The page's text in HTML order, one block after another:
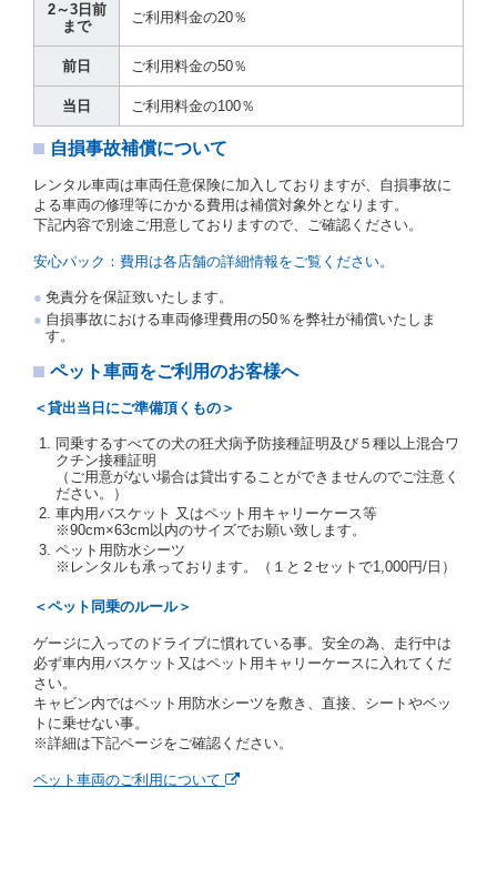
当社は、監督官庁の基本通達（注１）に基づき、貸渡
簿(貸渡原票)及び第１３条第１項に規定する貸渡証に
運転者の氏名、住所、運転免許の種類及び運転免許証
（注２）の番号を記載し、又は運転者の運転免許証の
写しを添付するため、貸渡契約の締結にあたり、借受
人に対し、借受人の指定する運転者（以下「運転者」
といいます。）の運転免許証の提示を求めるほか、そ
の写しの提出を求めることがあります。この場合、借
を提示し、借受人と運転者が異なるときはその運転者
の運転免許証を提示するものとします。
注１）監督官庁の基本通達とは、国土交通省自動車
旅第138号 平成7年6月13日）の２．(10)及び(11)の
ことをいいます。
注２）運転免許証とは、道路交通法第９２条に規定
される運転免許証のうち、道路交通法施行規則第１
す。
に対し、運転免許証のほかに本人確認ができる書類の
提示を求め、及び提出された書類の写しをとることが
あります。
当社は、貸渡契約の締結にあたり、借受期間中に借受
人及び運転者と連絡するための携帯電話番号等の告知
を求めます。
当社は、貸渡契約の締結にあたり、借受人に対し、ク
レジットカード若しくは現金による支払いを求め、又
はその他の支払方法を指定することがあります。
借受人は契約後の借受期間の延長はできないものとし
当社は、借受人又は運転者が前3項に従わない場合
は、貸渡契約の締結を拒絶するとともに、予約を取消
申込金等の扱いについては、第4条第5項を適用するも
のとします。
第８条（貸渡契約の締結の拒絶）
借受人（運転者）が次の各号のいずれかに該当すると
2～3日前
まで
ご利用料金の20％
前日 ご利用料金の50％
当日 ご利用料金の100％
自損事故補償について
レンタル車両は車両任意保険に加入しておりますが、自損事故に
よる車両の修理等にかかる費用は補償対象外となります。
下記内容で別途ご用意しておりますので、ご確認ください。
安心パック：費用は各店舗の詳細情報をご覧ください。
免責分を保証致いたします。
自損事故における車両修理費用の50％を弊社が補償いたしま
す。
ペット車両をご利用のお客様へ
＜貸出当日にご準備頂くもの＞
同乗するすべての犬の狂犬病予防接種証明及び５種以上混合ワ
クチン接種証明
（ご用意がない場合は貸出することができませんのでご注意く
ださい。）
車内用バスケット 又はペット用キャリーケース等
※90cm×63cm以内のサイズでお願い致します。
ペット用防水シーツ
※レンタルも承っております。（１と２セットで1,000円/日）
＜ペット同乗のルール＞
ゲージに入ってのドライブに慣れている事。安全の為、走行中は
必ず車内用バスケット又はペット用キャリーケースに入れてくだ
さい。
キャビン内ではペット用防水シーツを敷き、直接、シートやベッ
トに乗せない事。
※詳細は下記ページをご確認ください。
ペット車両のご利用について